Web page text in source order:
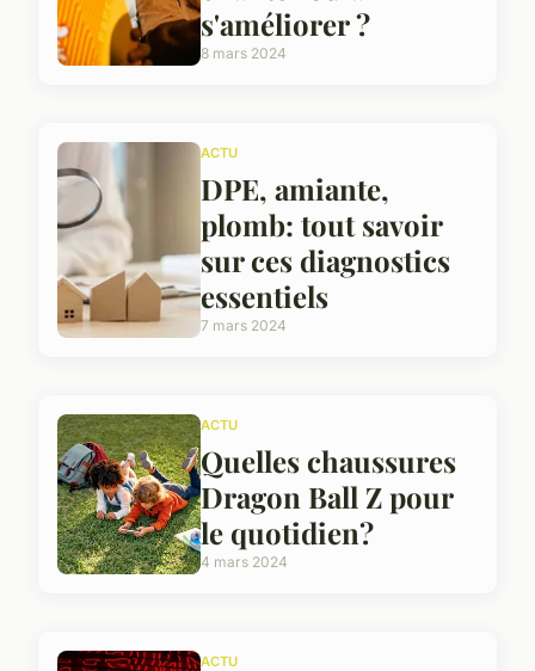
s'améliorer ?
8 mars 2024
ACTU
DPE, amiante,
plomb: tout savoir
sur ces diagnostics
essentiels
7 mars 2024
ACTU
Quelles chaussures
Dragon Ball Z pour
le quotidien?
4 mars 2024
ACTU